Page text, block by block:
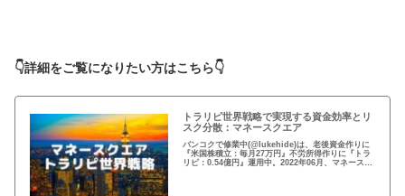
👇詳細をご覧になりたい方はこちら👇
トラリピ世界戦略で実現する資金効率とリ
スク分散：マネースクエア
バンコクで修業中(@lukehide)は、老後資金作りに
『米国株積立：毎月27万円』不労所得作りに『トラ
リピ：0.54億円』運用中。2022年06月、マネースク